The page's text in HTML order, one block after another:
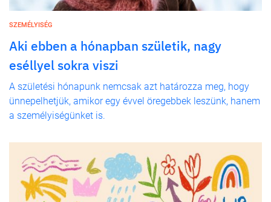
SZEMÉLYISÉG
Aki ebben a hónapban születik, nagy
eséllyel sokra viszi
A születési hónapunk nemcsak azt határozza meg, hogy
ünnepelhetjük, amikor egy évvel öregebbek leszünk, hanem
a személyiségünket is.